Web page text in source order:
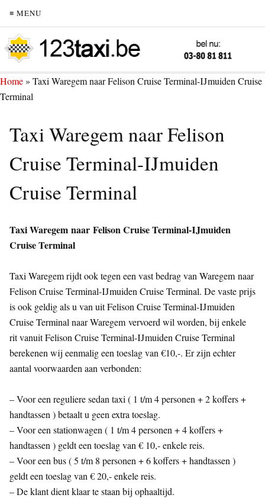
≡ MENU
Home» Taxi Waregem naar Felison Cruise Terminal-IJmuiden Cruise
Terminal
Taxi Waregem naar Felison
Cruise Terminal-IJmuiden
Cruise Terminal
Taxi Waregem naar Felison Cruise Terminal-IJmuiden
Cruise Terminal
Taxi Waregem rijdt ook tegen een vast bedrag van Waregem naar
Felison Cruise Terminal-IJmuiden Cruise Terminal. De vaste prijs
is ook geldig als u van uit Felison Cruise Terminal-IJmuiden
Cruise Terminal naar Waregem vervoerd wil worden, bij enkele
rit vanuit Felison Cruise Terminal-IJmuiden Cruise Terminal
berekenen wij eenmalig een toeslag van €10,-. Er zijn echter
aantal voorwaarden aan verbonden:
– Voor een reguliere sedan taxi ( 1 t/m 4 personen + 2 koffers +
handtassen ) betaalt u geen extra toeslag.
– Voor een stationwagen ( 1 t/m 4 personen + 4 koffers +
handtassen ) geldt een toeslag van € 10,- enkele reis.
– Voor een bus ( 5 t/m 8 personen + 6 koffers + handtassen )
geldt een toeslag van € 20,- enkele reis.
– De klant dient klaar te staan bij ophaaltijd.